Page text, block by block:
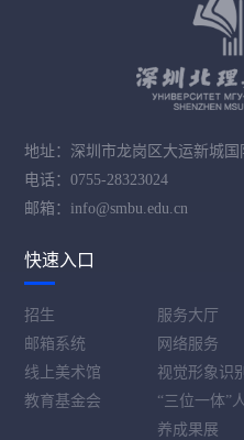
地址：深圳市龙岗区大运新城国
电话：0755-28323024
邮箱：info@smbu.edu.cn
快速入口
招生
服务大厅
邮箱系统
网络服务
线上美术馆
视觉形象识别
教育基金会
“三位一体”
养成果展